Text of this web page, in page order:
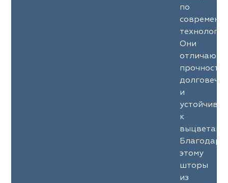
по
Они
и
к
Благодаря
этому
шторы
из